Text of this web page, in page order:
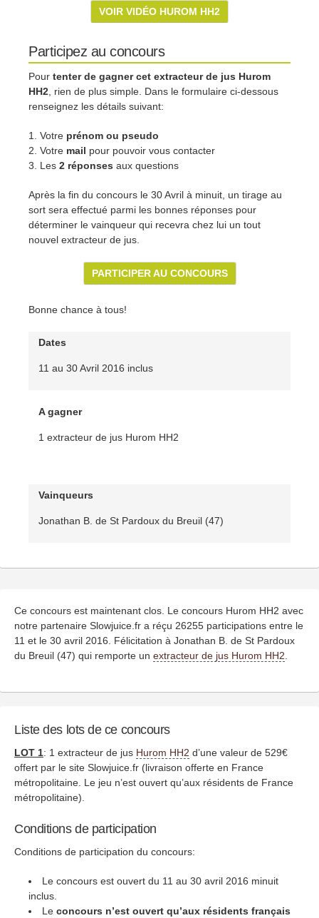
VOIR VIDÉO HUROM HH2
Participez au concours
Pour tenter de gagner cet extracteur de jus Hurom
HH2 , rien de plus simple. Dans le formulaire ci-dessous
renseignez les détails suivant:
Votre prénom ou pseudo
Votre mail pour pouvoir vous contacter
Les 2 réponses aux questions
Après la fin du concours le 30 Avril à minuit, un tirage au
sort sera effectué parmi les bonnes réponses pour
déterminer le vainqueur qui recevra chez lui un tout
nouvel extracteur de jus.
PARTICIPER AU CONCOURS
Bonne chance à tous!
Dates
11 au 30 Avril 2016 inclus
A gagner
1 extracteur de jus Hurom HH2
Vainqueurs
Jonathan B. de St Pardoux du Breuil (47)
Ce concours est maintenant clos. Le concours Hurom HH2 avec
notre partenaire Slowjuice.fr a réçu 26255 participations entre le
11 et le 30 avril 2016. Félicitation à Jonathan B. de St Pardoux
du Breuil (47) qui remporte un extracteur de jus Hurom HH2
Liste des lots de ce concours
LOT 1: 1 extracteur de jus Hurom HH2 d’une valeur de 529€
offert par le site Slowjuice.fr (livraison offerte en France
métropolitaine. Le jeu n’est ouvert qu’aux résidents de France
métropolitaine).
Conditions de participation
Conditions de participation du concours:
Le concours est ouvert du 11 au 30 avril 2016 minuit
inclus.
Leconcours n’est ouvert qu’aux résidents français